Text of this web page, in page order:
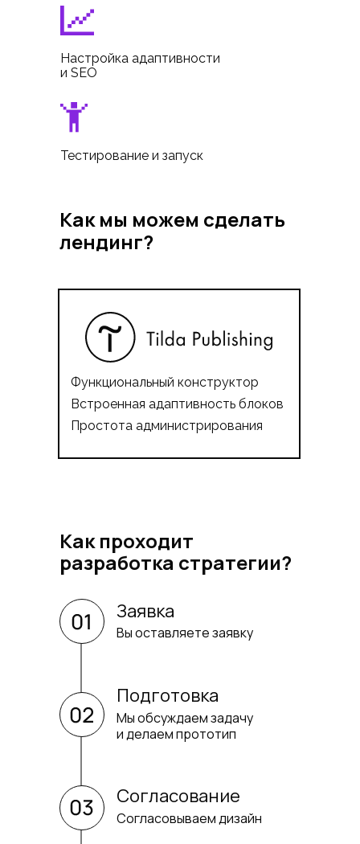
Тестирование и запуск
Настройка адаптивности
и SEO
Как мы можем сделать
лендинг?
Простота администрирования
Встроенная адаптивность блоков
Функциональный конструктор
Как проходит
разработка стратегии?
Заявка
Вы оставляете заявку
Подготовка
Мы обсуждаем задачу
и делаем прототип
Согласование
Согласовываем дизайн